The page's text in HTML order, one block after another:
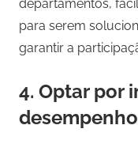
departamentos,
para serem
garantir a
4. Optar por
desempenho